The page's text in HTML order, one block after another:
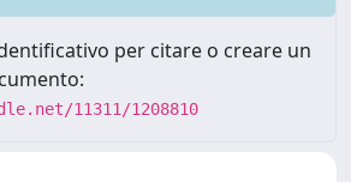
per citare o creare un
11311/1208810